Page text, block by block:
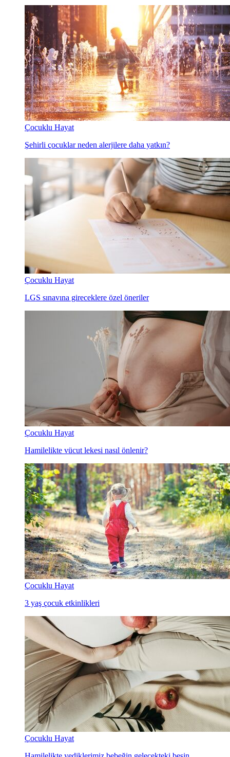
Çocuklu Hayat
Şehirli çocuklar neden alerjilere daha yatkın?
Çocuklu Hayat
LGS sınavına gireceklere özel öneriler
Çocuklu Hayat
Hamilelikte vücut lekesi nasıl önlenir?
Çocuklu Hayat
3 yaş çocuk etkinlikleri
Çocuklu Hayat